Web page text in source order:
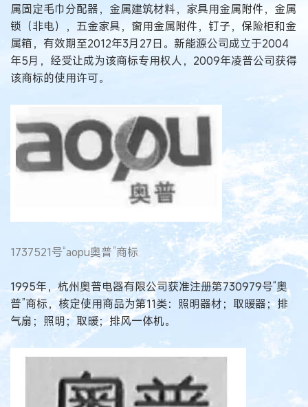
属固定毛巾分配器，金属建筑材料，家具用金属附件，金属
锁（非电），五金家具，窗用金属附件，钉子，保险柜和金
属箱，有效期至2012年3月27日。新能源公司成立于2004
年5月，经受让成为该商标专用权人，2009年凌普公司获得
该商标的使用许可。
1737521号“aopu奥普”商标
1995年，杭州奥普电器有限公司获准注册第730979号“奥
普”商标，核定使用商品为第11类：照明器材；取暖器；排
气扇；照明；取暖；排风一体机。